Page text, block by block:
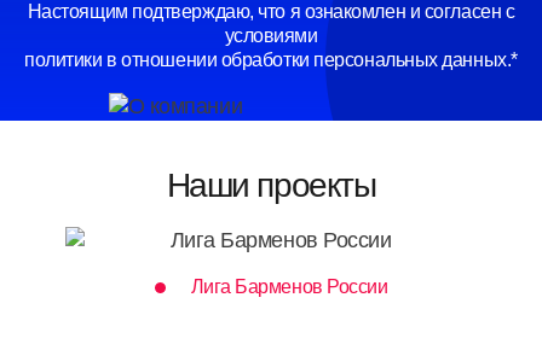
Настоящим подтверждаю, что я ознакомлен и согласен с
условиями
политики в отношении обработки персональных данных.*
Наши проекты
Лига Барменов России